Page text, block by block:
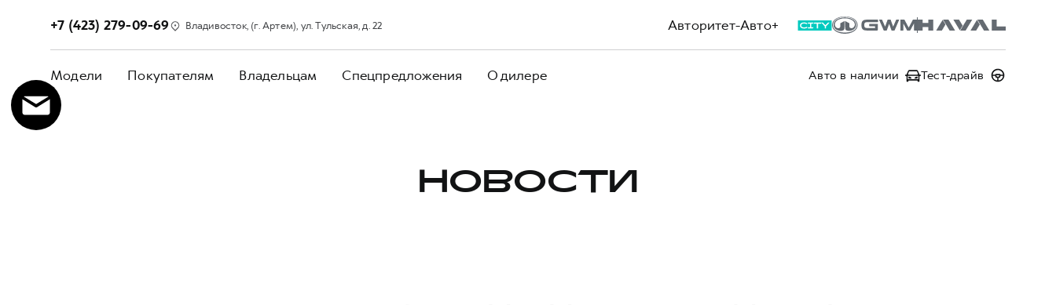
Авторитет-Авто+
+7 (423) 279-09-69 Владивосток, (г. Артем), ул. Тульская, д. 22
Модели Покупателям Владельцам Спецпредложения О дилере Авто в наличии Тест-драйв
НОВОСТИ